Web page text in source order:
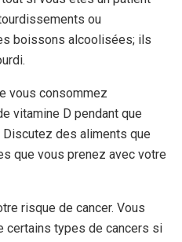
ou
boissons alcoolisées; ils
vous consommez
vitamine D pendant que
des aliments que
que vous prenez avec votre
risque de cancer. Vous
certains types de cancers si